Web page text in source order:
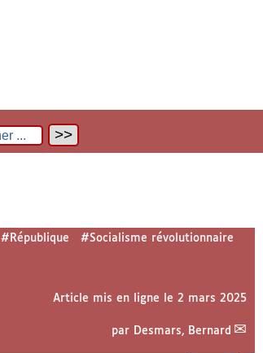
#République
#Socialisme révolutionnaire
Article mis en ligne le 2 mars 2025
par Desmars, Bernard